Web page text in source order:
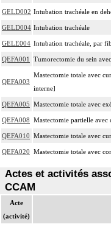
GELD002 Intubation trachéale en
GELD004 Intubation trachéale
GELE004 Intubation trachéale, par
QEFA001 Tumorectomie du sein
QEFA003
Mastectomie totale avec
interne]
QEFA005 Mastectomie totale avec
QEFA008 Mastectomie partielle
QEFA010 Mastectomie totale avec
QEFA020 Mastectomie totale avec
Actes et activités
CCAM
Acte
(activité)